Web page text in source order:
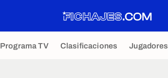
Programa TV Clasificaciones Jugadores